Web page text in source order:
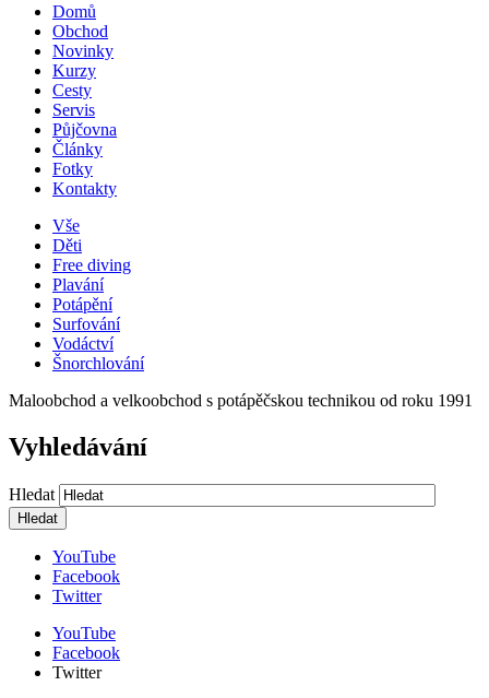
Domů
Obchod
Novinky
Kurzy
Cesty
Servis
Půjčovna
Články
Fotky
Kontakty
Vše
Děti
Free diving
Plavání
Potápění
Surfování
Vodáctví
Šnorchlování
Maloobchod a velkoobchod s potápěčskou technikou od roku 1991
Vyhledávání
Hledat
YouTube
Facebook
Twitter
YouTube
Facebook
Twitter